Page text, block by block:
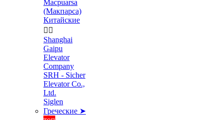
Macpuarsa
(Макпарса)
Китайские
 
Shanghai
Gaipu
Elevator
Company
SRH - Sicher
Elevator Co.,
Ltd.
Siglen
Греческие ➤